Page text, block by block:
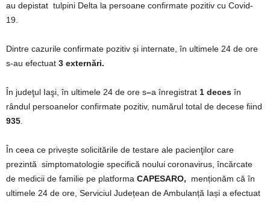
au depistat tulpini Delta la persoane confirmate pozitiv cu Covid-
19.
Dintre cazurile confirmate pozitiv și internate, în ultimele 24 de ore
s-au efectuat 3 externări.
În judeţul Iaşi, în ultimele 24 de ore s–a înregistrat 1 deces în
rândul persoanelor confirmate pozitiv, numărul total de decese fiind
935
În ceea ce privește solicitările de testare ale pacienţilor care
prezintă simptomatologie specifică noului coronavirus, încărcate
de medicii de familie pe platforma CAPESARO, menționăm că în
ultimele 24 de ore, Serviciul Județean de Ambulanță Iași a efectuat